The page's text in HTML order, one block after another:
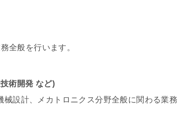
全般を行います。
術開発 など)
設計、メカトロニクス分野全般に関わる業務